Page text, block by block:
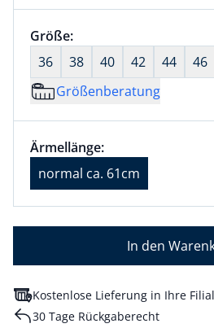
Größenauswahl:
Größe:nichts ausgewählt
36
38 40 42 44 46
Größenberatung
Größenauswahl:
Ärmellänge:aktuell
Ärmellänge normal ca. 61cm
normal ca. 61cm
In den
Kostenlose Lieferung in Ihre
30 Tage Rückgaberecht